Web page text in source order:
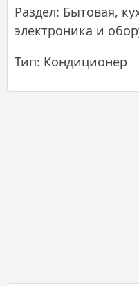
Раздел: Бытовая,
электроника и
Тип: Кондиционер